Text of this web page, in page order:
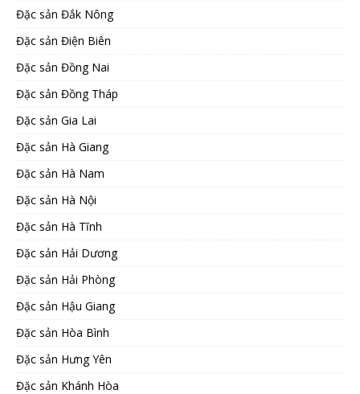
Đặc sản Đắk Nông
Đặc sản Điện Biên
Đặc sản Đồng Nai
Đặc sản Đồng Tháp
Đặc sản Gia Lai
Đặc sản Hà Giang
Đặc sản Hà Nam
Đặc sản Hà Nội
Đặc sản Hà Tĩnh
Đặc sản Hải Dương
Đặc sản Hải Phòng
Đặc sản Hậu Giang
Đặc sản Hòa Bình
Đặc sản Hưng Yên
Đặc sản Khánh Hòa